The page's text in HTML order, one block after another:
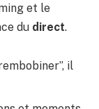
et le
du direct.
il